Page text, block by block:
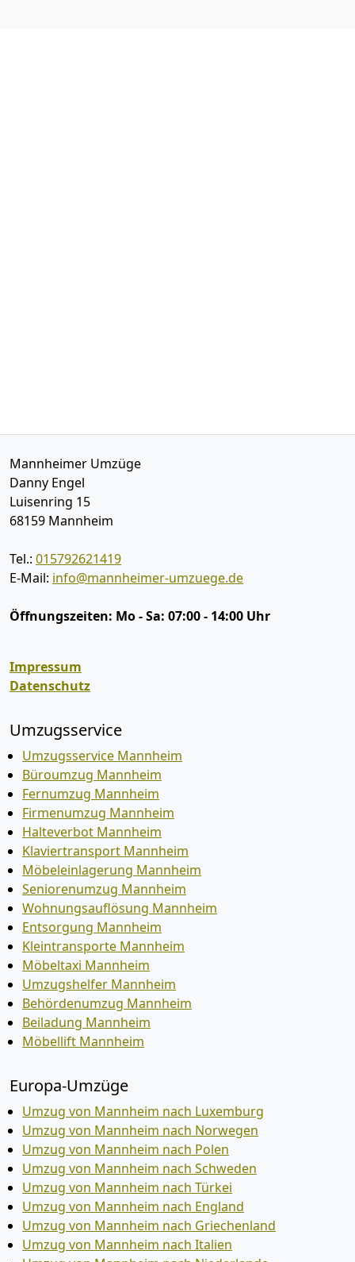
Mannheimer Umzüge
Danny Engel
Luisenring 15
68159 Mannheim
Tel.: 015792621419
E-Mail: info@mannheimer-umzuege.de
Öffnungszeiten: Mo - Sa: 07:00 - 14:00 Uhr
Impressum
Datenschutz
Umzugsservice
Umzugsservice Mannheim
Büroumzug Mannheim
Fernumzug Mannheim
Firmenumzug Mannheim
Halteverbot Mannheim
Klaviertransport Mannheim
Möbeleinlagerung Mannheim
Seniorenumzug Mannheim
Wohnungsauflösung Mannheim
Entsorgung Mannheim
Kleintransporte Mannheim
Möbeltaxi Mannheim
Umzugshelfer Mannheim
Behördenumzug Mannheim
Beiladung Mannheim
Möbellift Mannheim
Europa-Umzüge
Umzug von Mannheim nach Luxemburg
Umzug von Mannheim nach Norwegen
Umzug von Mannheim nach Polen
Umzug von Mannheim nach Schweden
Umzug von Mannheim nach Türkei
Umzug von Mannheim nach England
Umzug von Mannheim nach Griechenland
Umzug von Mannheim nach Italien